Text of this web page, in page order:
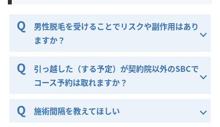
男性脱毛を受けることでリスクや副作用はあり
ますか？
引っ越した（する予定）が契約院以外のSBCで
コース予約は取れますか？
施術間隔を教えてほしい